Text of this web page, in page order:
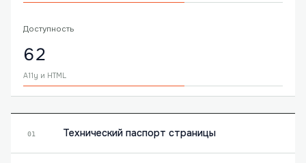
Доступность
62
A11y и HTML
01 Технический паспорт страницы